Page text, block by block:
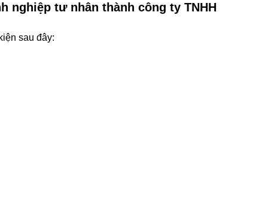
nghiệp tư nhân thành công ty TNHH
sau đây: